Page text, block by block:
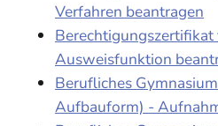
Verfahren beantragen
Ausweisfunktion
Berufliches
Aufbauform) -